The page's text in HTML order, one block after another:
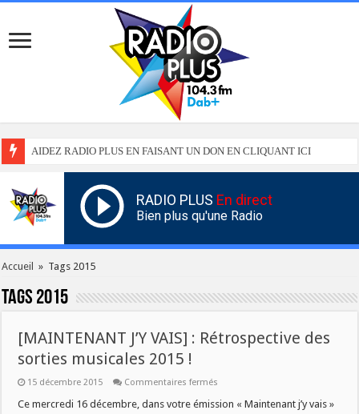
AIDEZ RADIO PLUS EN FAISANT UN DON EN CLIQUANT ICI
RADIO PLUS En direct
Bien plus qu'une Radio
Accueil » Tags 2015
Tags 2015
[MAINTENANT J’Y VAIS] : Rétrospective des
sorties musicales 2015 !
15 décembre 2015 Commentaires fermés
J’Y
Ce mercredi 16 décembre, dans votre émission « Maintenant j’y vais »